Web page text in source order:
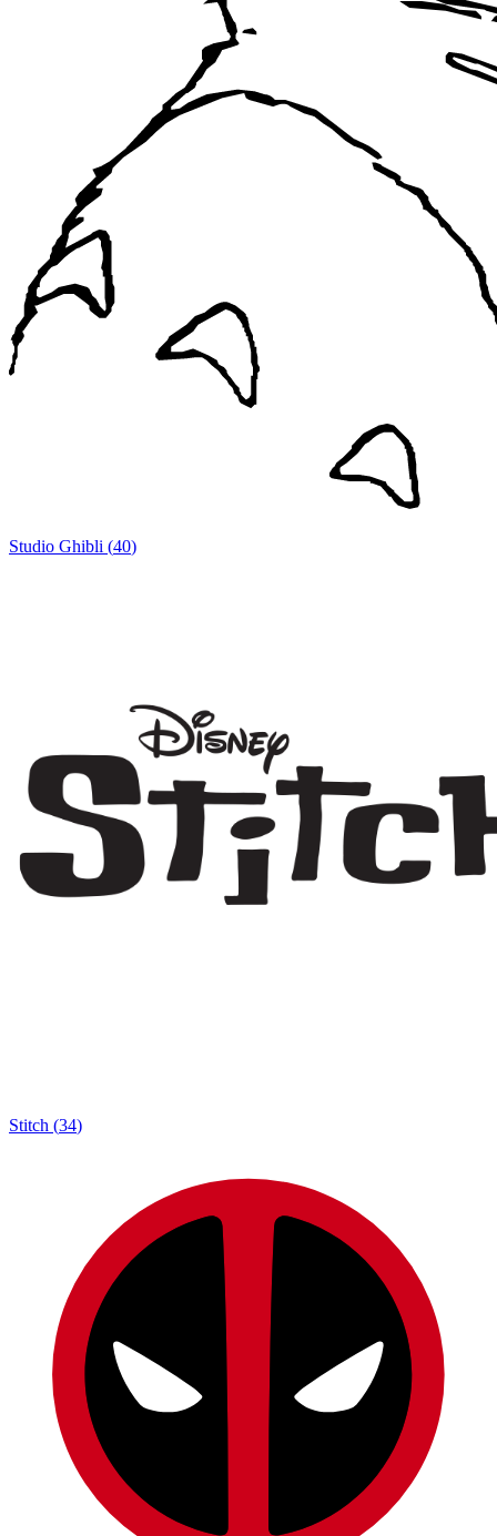
Studio Ghibli (40)
Stitch (34)